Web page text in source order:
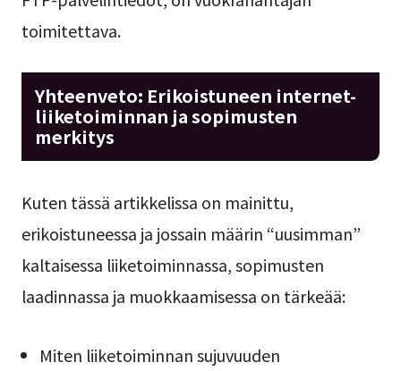
toimitettava.
Yhteenveto: Erikoistuneen internet-
liiketoiminnan ja sopimusten
merkitys
Kuten tässä artikkelissa on mainittu,
erikoistuneessa ja jossain määrin “uusimman”
kaltaisessa liiketoiminnassa, sopimusten
laadinnassa ja muokkaamisessa on tärkeää:
Miten liiketoiminnan sujuvuuden